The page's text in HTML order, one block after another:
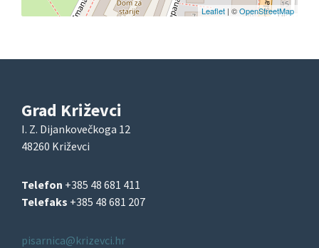
Leaflet | ©OpenStreetMap
Grad Križevci
I. Z. Dijankovečkoga 12
48260 Križevci
Telefon +385 48 681 411
Telefaks +385 48 681 207
pisarnica@krizevci.hr